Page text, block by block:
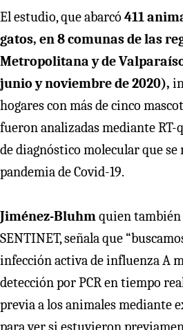
El estudio, que abarcó 411
gatos, en 8 comunas de las
Metropolitana y de
junio y noviembre de 2020),
hogares con más de cinco
fueron analizadas mediante RT-
de diagnóstico molecular que
pandemia de Covid-19.
Jiménez-Bluhm quien también
SENTINET, señala que
infección activa de influenza A
detección por PCR en tiempo
previa a los animales mediante
para ver si estuvieron